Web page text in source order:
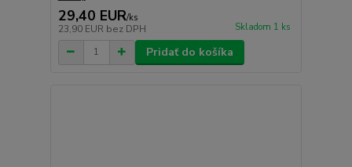
29,40 EUR/ks
23,90 EUR bez DPH Skladom 1 ks
Pridať do košíka